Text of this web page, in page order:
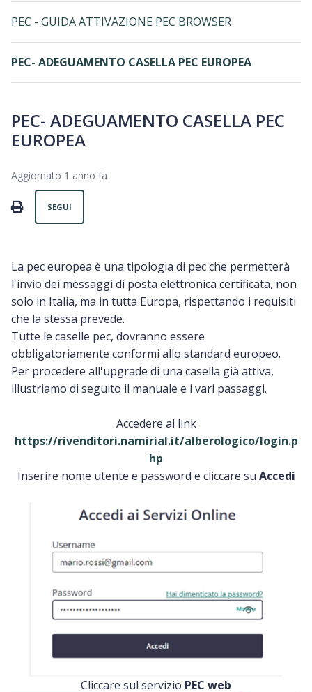
PEC - GUIDA ATTIVAZIONE PEC BROWSER
PEC- ADEGUAMENTO CASELLA PEC EUROPEA
PEC- ADEGUAMENTO CASELLA PEC
EUROPEA
Aggiornato 1 anno fa
PRINT
SEGUI
La pec europea è una tipologia di pec che permetterà
l'invio dei messaggi di posta elettronica certificata, non
solo in Italia, ma in tutta Europa, rispettando i requisiti
che la stessa prevede.
Tutte le caselle pec, dovranno essere
obbligatoriamente conformi allo standard europeo.
Per procedere all'upgrade di una casella già attiva,
illustriamo di seguito il manuale e i vari passaggi.
Accedere al link
https://rivenditori.namirial.it/alberologico/login.p
hp
Inserire nome utente e password e cliccare su Accedi
Cliccare sul servizio PEC web